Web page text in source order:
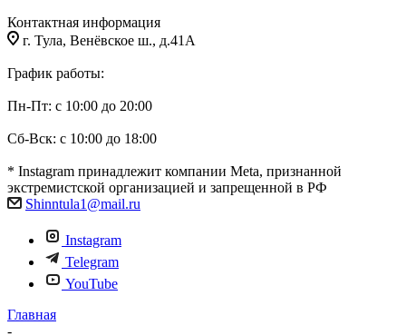
Контактная информация
г. Тула, Венёвское ш., д.41А
График работы:
Пн-Пт: с 10:00 до 20:00
Сб-Вск: с 10:00 до 18:00
* Instagram принадлежит компании Meta, признанной
экстремистской организацией и запрещенной в РФ
Shinntula1@mail.ru
Instagram
Telegram
YouTube
Главная
-